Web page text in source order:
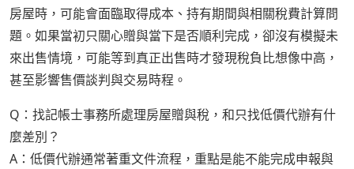
房屋時，可能會面臨取得成本、持有期間與相關稅費計算問
題。如果當初只關心贈與當下是否順利完成，卻沒有模擬未
來出售情境，可能等到真正出售時才發現稅負比想像中高，
甚至影響售價談判與交易時程。
Q：找記帳士事務所處理房屋贈與稅，和只找低價代辦有什
麼差別？
A：低價代辦通常著重文件流程，重點是能不能完成申報與